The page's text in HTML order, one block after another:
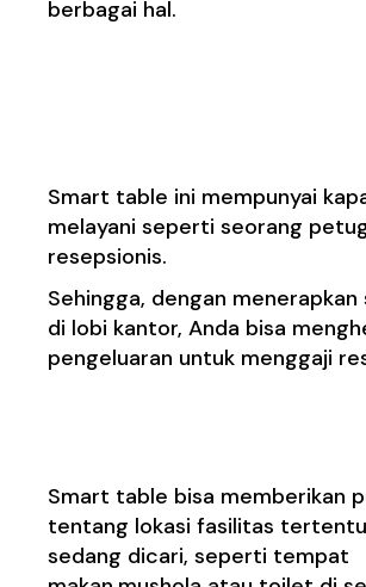
berbagai hal.
Smart table ini mempunyai
melayani seperti seorang
resepsionis.
Sehingga, dengan
di lobi kantor, Anda bisa
pengeluaran untuk menggaji
Smart table bisa memberikan
tentang lokasi fasilitas
sedang dicari, seperti tempat